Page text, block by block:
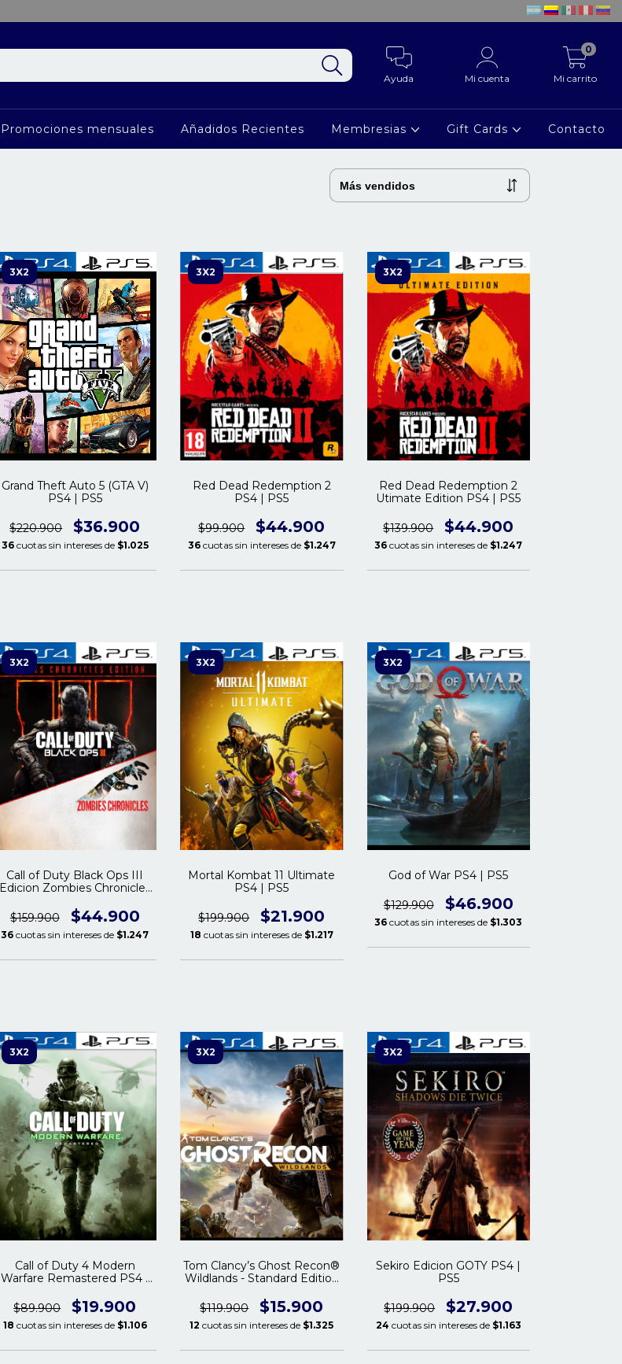
Ayuda Mi cuenta Mi carrito
0
Promociones mensuales Añadidos Recientes Membresias Gift Cards Contacto
3X2
Grand Theft Auto 5 (GTA V)
PS4 | PS5
$220.900 $36.900
36 cuotas sin intereses de $1.025
3X2
Red Dead Redemption 2
PS4 | PS5
$99.900 $44.900
36 cuotas sin intereses de $1.247
3X2
Red Dead Redemption 2
Utimate Edition PS4 | PS5
$139.900 $44.900
36 cuotas sin intereses de $1.247
3X2
Call of Duty Black Ops III
Edicion Zombies Chronicles
$159.900
$44.900
36 cuotas sin intereses de $1.247
3X2
Mortal Kombat 11 Ultimate
PS4 | PS5
$199.900 $21.900
18 cuotas sin intereses de $1.217
3X2
God of War PS4 | PS5
$129.900 $46.900
36 cuotas sin intereses de $1.303
3X2
Call of Duty 4 Modern
Warfare Remastered PS4 |
$89.900
$19.900
18 cuotas sin intereses de $1.106
3X2
Tom Clancy’s Ghost Recon®
Wildlands - Standard Edition
$119.900
$15.900
12 cuotas sin intereses de $1.325
3X2
Sekiro Edicion GOTY PS4 |
PS5
$199.900 $27.900
24 cuotas sin intereses de $1.163